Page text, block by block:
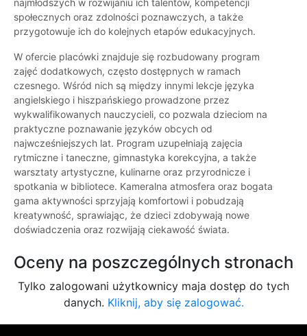
najmłodszych w rozwijaniu ich talentów, kompetencji
społecznych oraz zdolności poznawczych, a także
przygotowuje ich do kolejnych etapów edukacyjnych.
W ofercie placówki znajduje się rozbudowany program
zajęć dodatkowych, często dostępnych w ramach
czesnego. Wśród nich są między innymi lekcje języka
angielskiego i hiszpańskiego prowadzone przez
wykwalifikowanych nauczycieli, co pozwala dzieciom na
praktyczne poznawanie języków obcych od
najwcześniejszych lat. Program uzupełniają zajęcia
rytmiczne i taneczne, gimnastyka korekcyjna, a także
warsztaty artystyczne, kulinarne oraz przyrodnicze i
spotkania w bibliotece. Kameralna atmosfera oraz bogata
gama aktywności sprzyjają komfortowi i pobudzają
kreatywność, sprawiając, że dzieci zdobywają nowe
doświadczenia oraz rozwijają ciekawość świata.
Oceny na poszczególnych stronach
Tylko zalogowani użytkownicy maja dostęp do tych
danych. Kliknij, aby się zalogować.